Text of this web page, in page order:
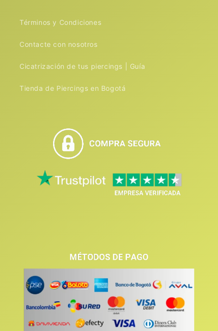
Términos y Condiciones
Contacte con nosotros
Cicatrización de tus piercings | Guía
Tienda de Piercings en Bogotá